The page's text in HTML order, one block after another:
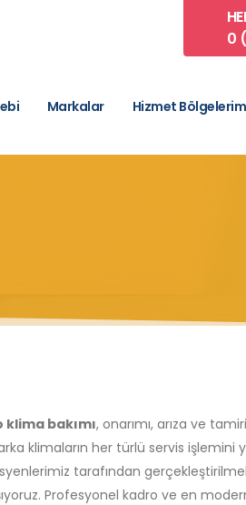
0
Markalar Hizmet
klima bakımı, onarımı, arıza ve
klimaların her türlü servis işlemini
tarafından
Profesyonel kadro ve en